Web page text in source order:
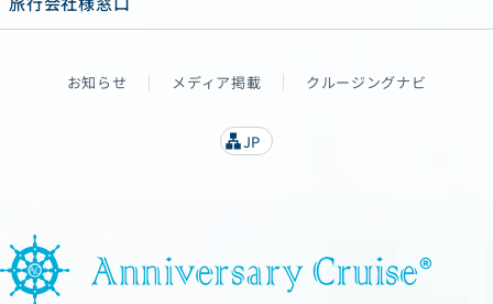
お知らせ メディア掲載 クルージングナビ
lan
g
JP